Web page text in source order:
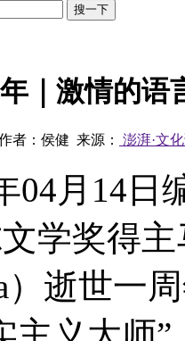
｜激情的语
者：侯健 来源： 澎湃·文
04月14日
学奖得
）逝世一